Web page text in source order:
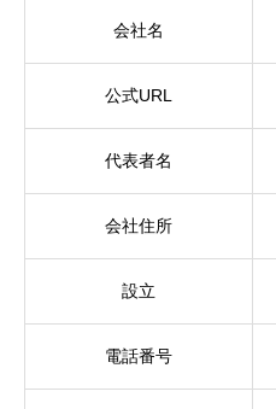
会社名
公式URL
代表者名
会社住所
設立
電話番号